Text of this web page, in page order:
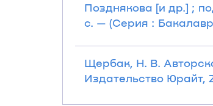
Позднякова [и др.] ;
с. — (Серия :
Щербак, Н. В.
Издательство Юрайт,